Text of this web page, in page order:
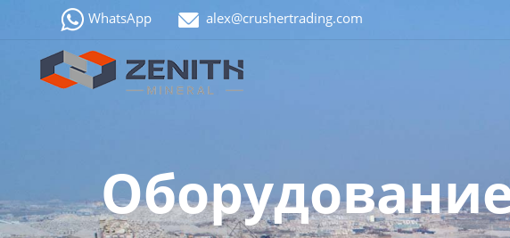
WhatsApp alex@crushertrading.com